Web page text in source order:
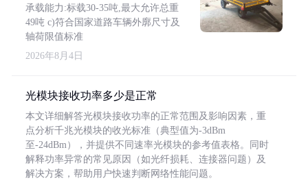
承载能力:标载30-35吨,最大允许总重
49吨 c)符合国家道路车辆外廓尺寸及
轴荷限值标准
2026年8月4日
光模块接收功率多少是正常
本文详细解答光模块接收功率的正常范围及影响因素，重
点分析千兆光模块的收光标准（典型值为-3dBm
至-24dBm），并提供不同速率光模块的参考值表格。同时
解释功率异常的常见原因（如光纤损耗、连接器问题）及
解决方案，帮助用户快速判断网络性能问题。